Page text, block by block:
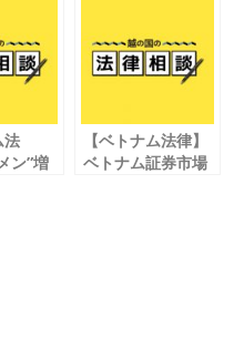
法
ン”増
【ベトナム法律】
ベトナム証券市場